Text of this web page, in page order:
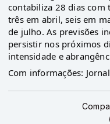
contabiliza 28 dias com
três em abril, seis em
de julho. As previsões
persistir nos próximos
intensidade e
Com informações: